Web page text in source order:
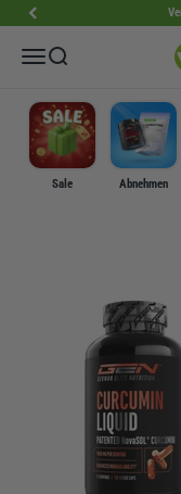
Zum Inhalt springen
MenüSuche
Sale Abnehmen